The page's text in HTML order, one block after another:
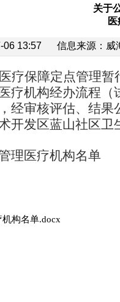
关于
06 13:57 信息来源： 威
疗保障定点管理
疗机构经办流程
经审核评估、结
开发区蓝山社区
理医疗机构名单
构名单.docx